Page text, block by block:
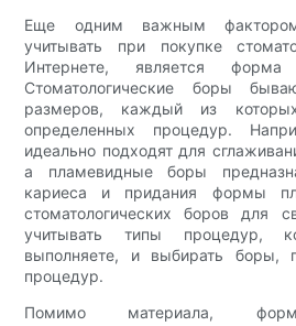
Еще одним важным
учитывать при покупке
Интернете, является
Стоматологические боры
размеров, каждый из
определенных процедур.
идеально подходят для
а пламевидные боры
кариеса и придания формы
стоматологических боров для
учитывать типы процедур,
выполняете, и выбирать боры,
процедур.
Помимо материала,